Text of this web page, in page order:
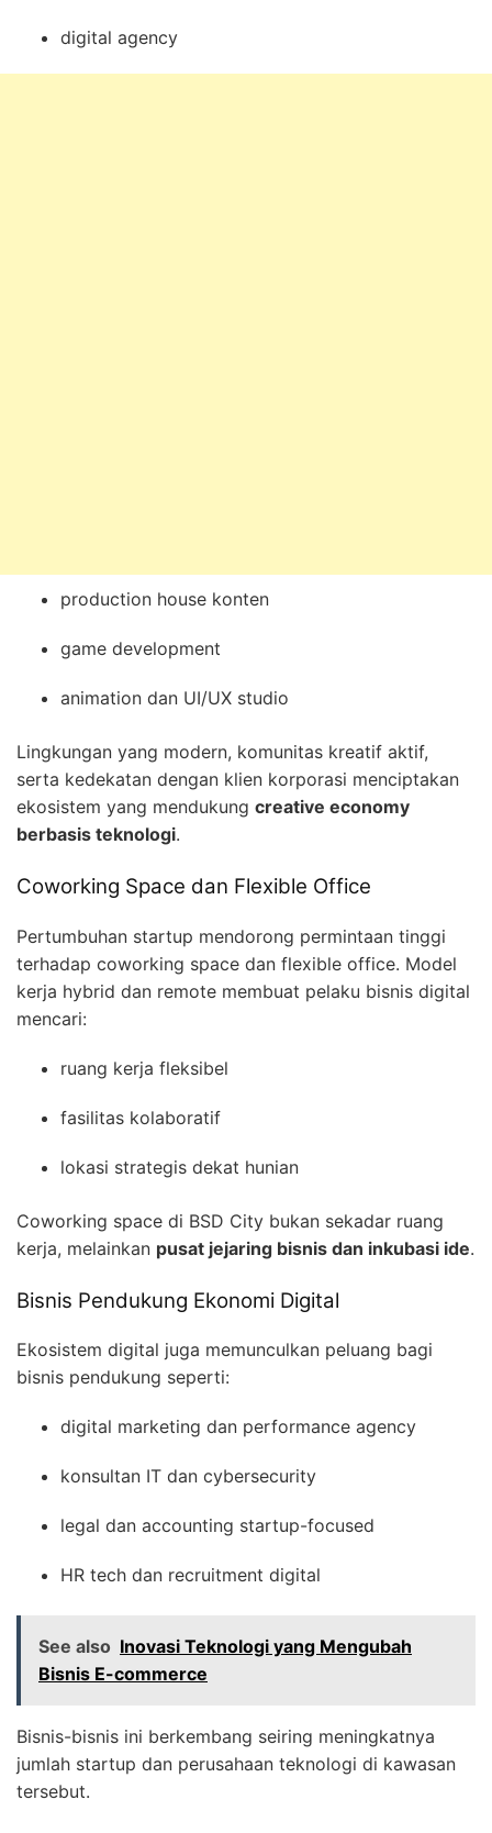
digital agency
production house konten
game development
animation dan UI/UX studio
Lingkungan yang modern, komunitas kreatif aktif,
serta kedekatan dengan klien korporasi menciptakan
ekosistem yang mendukung creative economy
berbasis teknologi.
Coworking Space dan Flexible Office
Pertumbuhan startup mendorong permintaan tinggi
terhadap coworking space dan flexible office. Model
kerja hybrid dan remote membuat pelaku bisnis digital
mencari:
ruang kerja fleksibel
fasilitas kolaboratif
lokasi strategis dekat hunian
Coworking space di BSD City bukan sekadar ruang
kerja, melainkan pusat jejaring bisnis dan inkubasi ide.
Bisnis Pendukung Ekonomi Digital
Ekosistem digital juga memunculkan peluang bagi
bisnis pendukung seperti:
digital marketing dan performance agency
konsultan IT dan cybersecurity
legal dan accounting startup-focused
HR tech dan recruitment digital
See also Inovasi Teknologi yang Mengubah
Bisnis E-commerce
Bisnis-bisnis ini berkembang seiring meningkatnya
jumlah startup dan perusahaan teknologi di kawasan
tersebut.